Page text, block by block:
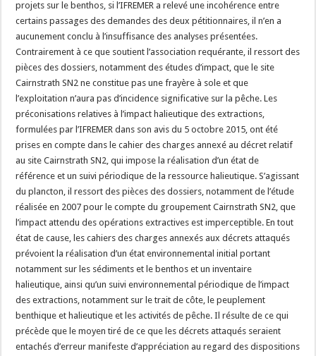
projets sur le benthos, si l’IFREMER a relevé une incohérence entre
certains passages des demandes des deux pétitionnaires, il n’en a
aucunement conclu à l’insuffisance des analyses présentées.
Contrairement à ce que soutient l’association requérante, il ressort des
pièces des dossiers, notamment des études d’impact, que le site
Cairnstrath SN2 ne constitue pas une frayère à sole et que
l’exploitation n’aura pas d’incidence significative sur la pêche. Les
préconisations relatives à l’impact halieutique des extractions,
formulées par l’IFREMER dans son avis du 5 octobre 2015, ont été
prises en compte dans le cahier des charges annexé au décret relatif
au site Cairnstrath SN2, qui impose la réalisation d’un état de
référence et un suivi périodique de la ressource halieutique. S’agissant
du plancton, il ressort des pièces des dossiers, notamment de l’étude
réalisée en 2007 pour le compte du groupement Cairnstrath SN2, que
l’impact attendu des opérations extractives est imperceptible. En tout
état de cause, les cahiers des charges annexés aux décrets attaqués
prévoient la réalisation d’un état environnemental initial portant
notamment sur les sédiments et le benthos et un inventaire
halieutique, ainsi qu’un suivi environnemental périodique de l’impact
des extractions, notamment sur le trait de côte, le peuplement
benthique et halieutique et les activités de pêche. Il résulte de ce qui
précède que le moyen tiré de ce que les décrets attaqués seraient
entachés d’erreur manifeste d’appréciation au regard des dispositions